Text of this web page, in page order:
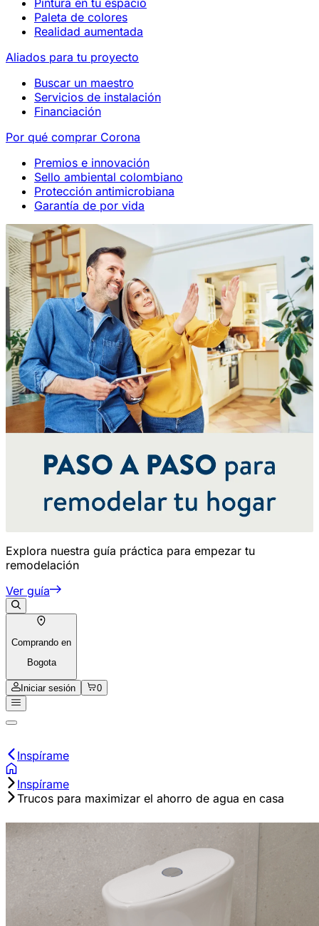
Pintura en tu espacio
Paleta de colores
Realidad aumentada
Aliados para tu proyecto
Buscar un maestro
Servicios de instalación
Financiación
Por qué comprar Corona
Premios e innovación
Sello ambiental colombiano
Protección antimicrobiana
Garantía de por vida
Explora nuestra guía práctica para empezar tu
remodelación
Ver guía
Comprando en
Bogota
Iniciar sesión 0
Inspírame
Inspírame
Trucos para maximizar el ahorro de agua en casa